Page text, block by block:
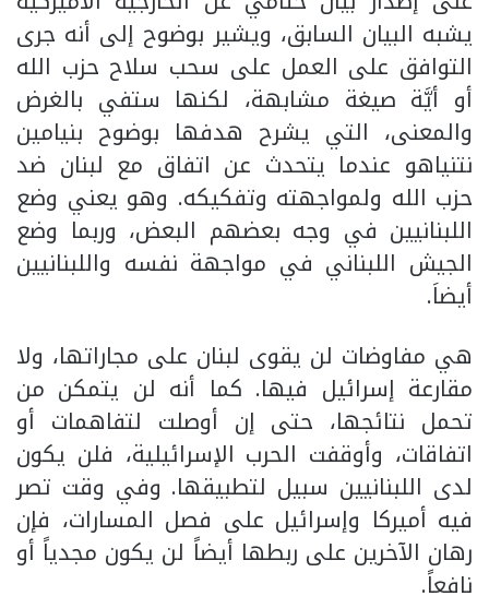
يشبه البيان السابق، ويشير بوضوح إلى أنه جرى
التوافق على العمل على سحب سلاح حزب الله
أو أيَّة صيغة مشابهة، لكنها ستفي بالغرض
والمعنى، التي يشرح هدفها بوضوح بنيامين
نتنياهو عندما يتحدث عن اتفاق مع لبنان ضد
حزب الله ولمواجهته وتفكيكه. وهو يعني وضع
اللبنانيين في وجه بعضهم البعض، وربما وضع
الجيش اللبناني في مواجهة نفسه واللبنانيين
أيضاَ.
هي مفاوضات لن يقوى لبنان على مجاراتها، ولا
مقارعة إسرائيل فيها. كما أنه لن يتمكن من
تحمل نتائجها، حتى إن أوصلت لتفاهمات أو
اتفاقات، وأوقفت الحرب الإسرائيلية، فلن يكون
لدى اللبنانيين سبيل لتطبيقها. وفي وقت تصر
فيه أميركا وإسرائيل على فصل المسارات، فإن
رهان الآخرين على ربطها أيضاً لن يكون مجدياً أو
نافعاً.